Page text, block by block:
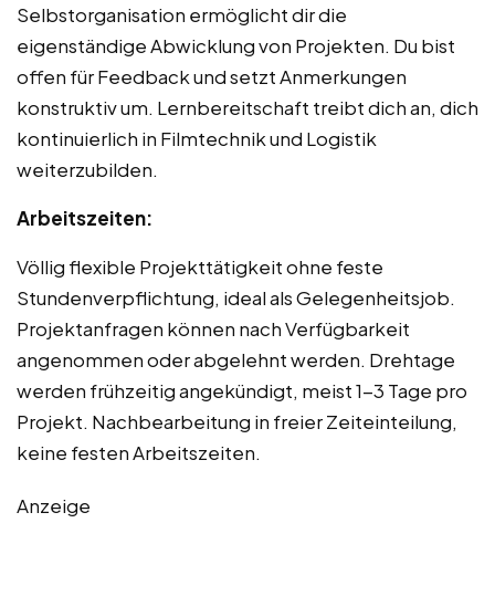
Selbstorganisation ermöglicht dir die
eigenständige Abwicklung von Projekten. Du bist
offen für Feedback und setzt Anmerkungen
konstruktiv um. Lernbereitschaft treibt dich an, dich
kontinuierlich in Filmtechnik und Logistik
weiterzubilden.
Arbeitszeiten:
Völlig flexible Projekttätigkeit ohne feste
Stundenverpflichtung, ideal als Gelegenheitsjob.
Projektanfragen können nach Verfügbarkeit
angenommen oder abgelehnt werden. Drehtage
werden frühzeitig angekündigt, meist 1-3 Tage pro
Projekt. Nachbearbeitung in freier Zeiteinteilung,
keine festen Arbeitszeiten.
Anzeige